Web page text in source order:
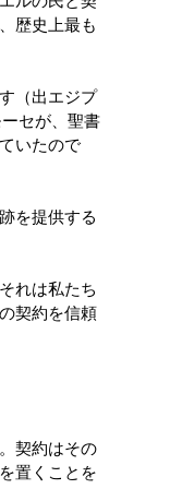
歴史上最も
（出エジプ
セが、聖書
いたので
を提供する
れは私たち
契約を信頼
契約はその
置くことを